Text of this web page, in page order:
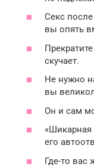
Секс после
вы опять
скучает.
Не нужно
вы
Он и сам
«Шикарная
его
Где-то вас